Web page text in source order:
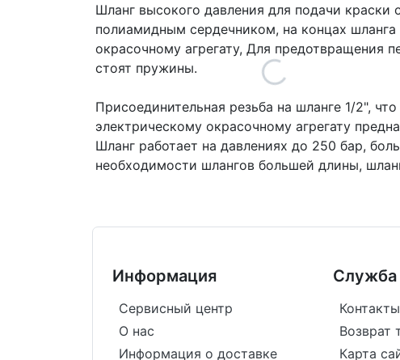
Шланг высокого давления для подачи краски
полиамидным сердечником, на концах
окрасочному агрегату, Для предотвращения
стоят пружины.
Присоединительная резьба на шланге 1/2",
электрическому окрасочному агрегату
Шланг работает на давлениях до 250 бар,
необходимости шлангов большей длины,
Информация
Сервисный центр
О нас
Информация о доставке
Служба
Контакты
Возврат
Карта